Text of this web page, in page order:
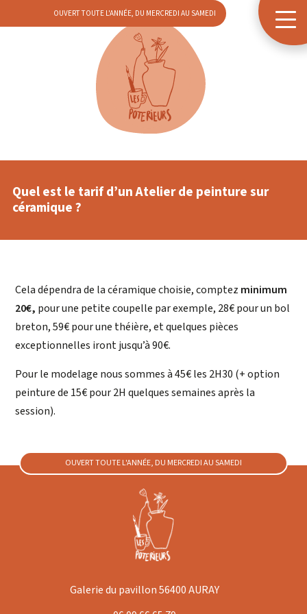
OUVERT TOUTE L'ANNÉE, DU MERCREDI AU SAMEDI
Quel est le tarif d’un Atelier de peinture sur
céramique ?
Cela dépendra de la céramique choisie, comptez minimum
20€, pour une petite coupelle par exemple, 28€ pour un bol
breton, 59€ pour une théière, et quelques pièces
exceptionnelles iront jusqu’à 90€.
Pour le modelage nous sommes à 45€ les 2H30 (+ option
peinture de 15€ pour 2H quelques semaines après la
session).
OUVERT TOUTE L'ANNÉE, DU MERCREDI AU SAMEDI
Galerie du pavillon 56400 AURAY